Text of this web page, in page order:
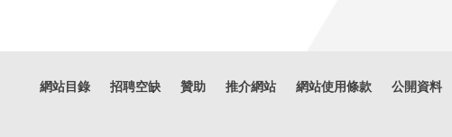
網站目錄 招聘空缺 贊助 推介網站 網站使用條款 公開資料